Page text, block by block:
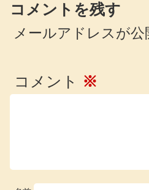
コメントを残す
メールアドレスが
コメント ※